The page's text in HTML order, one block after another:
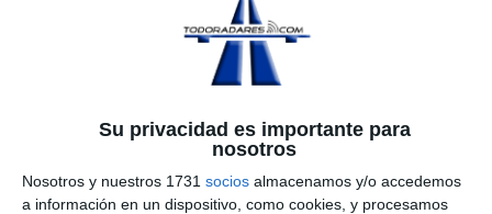
Su privacidad es importante para
nosotros
Nosotros y nuestros 1731 socios almacenamos y/o accedemos
a información en un dispositivo, como cookies, y procesamos
Kit pegatinas cámaras Blackvue